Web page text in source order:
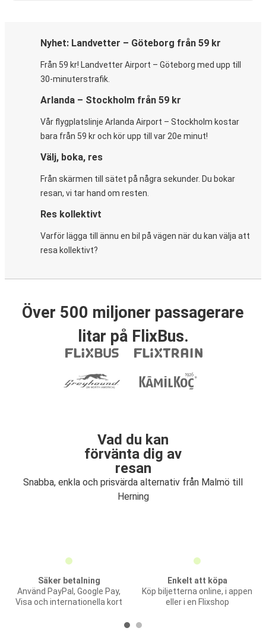
Nyhet: Landvetter – Göteborg från 59 kr
Från 59 kr! Landvetter Airport – Göteborg med upp till
30-minuterstrafik.
Arlanda – Stockholm från 59 kr
Vår flygplatslinje Arlanda Airport – Stockholm kostar
bara från 59 kr och kör upp till var 20e minut!
Välj, boka, res
Från skärmen till sätet på några sekunder. Du bokar
resan, vi tar hand om resten.
Res kollektivt
Varför lägga till ännu en bil på vägen när du kan välja att
resa kollektivt?
Över 500 miljoner passagerare
litar på FlixBus.
Vad du kan
förvänta dig av
resan
Snabba, enkla och prisvärda alternativ från Malmö till
Herning
Säker betalning
Använd PayPal, Google Pay,
Visa och internationella kort
Enkelt att köpa
Köp biljetterna online, i appen
eller i en Flixshop